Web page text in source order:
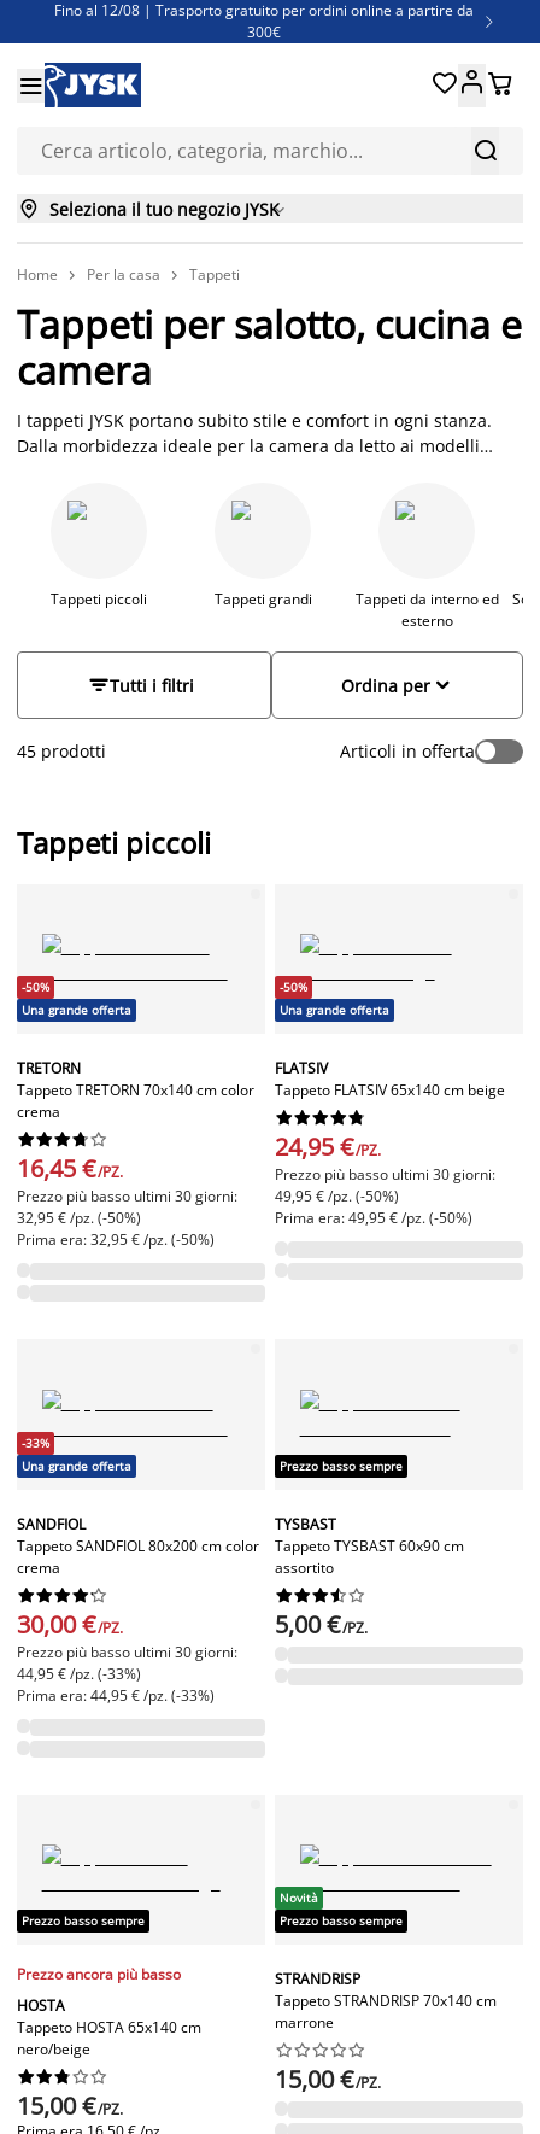
Fino al 12/08 | Trasporto gratuito per ordini online a partire da
300€

Super offerte d'estate | Oltre 1.500 articoli fino al 70%
Finanziamenti - Scegli il piano di rimborso più adatto a te


 
 Seleziona il tuo negozio JYSK
Home  Per la casa  Tappeti
Tappeti per salotto, cucina e
camera
I tappeti JYSK portano subito stile e comfort in ogni stanza.
Dalla morbidezza ideale per la camera da letto ai modelli
design scandinavo a prezzi accessibili. Scegli dimensioni,
colori e materiali per trasformare i tuoi ambienti con
Tappeti piccoli Tappeti grandi
Tappeti da interno ed
esterno
Tutti i filtri 
Ordina per
45 prodotti Articoli in offerta
Tappeti piccoli
-50%
Una grande offerta
TRETORN
Tappeto TRETORN 70x140 cm color
crema






16,45 €/PZ.
Prezzo più basso ultimi 30 giorni:
32,95 € /pz. (-50%)
Prima era: 32,95 € /pz. (-50%)
-50%
Una grande offerta
FLATSIV
Tappeto FLATSIV 65x140 cm beige






24,95 €/PZ.
Prezzo più basso ultimi 30 giorni:
49,95 € /pz. (-50%)
Prima era: 49,95 € /pz. (-50%)
-33%
Una grande offerta
SANDFIOL
Tappeto SANDFIOL 80x200 cm color
crema






30,00 €/PZ.
Prezzo più basso ultimi 30 giorni:
44,95 € /pz. (-33%)
Prima era: 44,95 € /pz. (-33%)
Prezzo basso sempre
TYSBAST
Tappeto TYSBAST 60x90 cm
assortito






5,00 €/PZ.
Prezzo basso sempre
Prezzo ancora più basso
HOSTA
Tappeto HOSTA 65x140 cm
nero/beige






15,00 €/PZ.
Novità
Prezzo basso sempre
STRANDRISP
Tappeto STRANDRISP 70x140 cm
marrone






15,00 €/PZ.